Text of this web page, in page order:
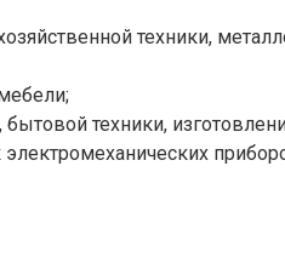
техники,
техники,